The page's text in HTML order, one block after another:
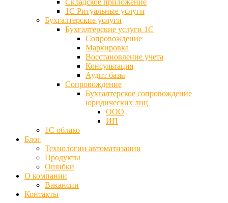
Складское приложение
1С Ритуальные услуги
Бухгалтерские услуги
Бухгалтерские услуги 1С
Сопровождение
Маркировка
Восстановление учета
Консультация
Аудит базы
Cопровождение
Бухгалтерское сопровождение
юридических лиц
ООО
ИП
1С облако
Блог
Технологии автоматизации
Продукты
Ошибки
О компании
Вакансии
Контакты